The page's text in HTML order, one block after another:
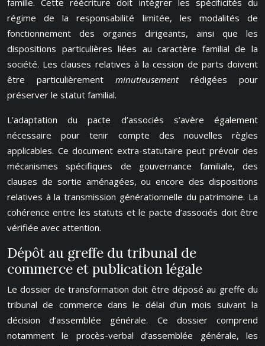
famille. Cette réécriture doit intégrer les spécificités du
régime de la responsabilité limitée, les modalités de
fonctionnement des organes dirigeants, ainsi que les
dispositions particulières liées au caractère familial de la
société. Les clauses relatives à la cession de parts doivent
être particulièrement minutieusement rédigées pour
préserver le statut familial.
L’adaptation du pacte d’associés s’avère également
nécessaire pour tenir compte des nouvelles règles
applicables. Ce document extra-statutaire peut prévoir des
mécanismes spécifiques de gouvernance familiale, des
clauses de sortie aménagées, ou encore des dispositions
relatives à la transmission générationnelle du patrimoine. La
cohérence entre les statuts et le pacte d’associés doit être
vérifiée avec attention.
Dépôt au greffe du tribunal de
commerce et publication légale
Le dossier de transformation doit être déposé au greffe du
tribunal de commerce dans le délai d’un mois suivant la
décision d’assemblée générale. Ce dossier comprend
notamment le procès-verbal d’assemblée générale, les